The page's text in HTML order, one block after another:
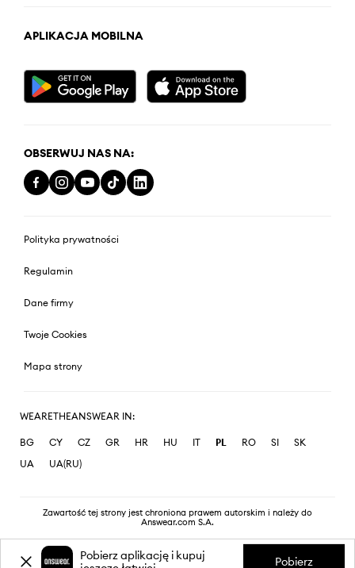
APLIKACJA MOBILNA
OBSERWUJ NAS NA:
Polityka prywatności
Regulamin
Dane firmy
Twoje Cookies
Mapa strony
WEARETHEANSWEAR IN:
BG CY CZ GR HR HU IT PL RO SI
SK
UA
UA(RU)
Zawartość tej strony jest chroniona prawem autorskim i należy do
Answear.com S.A.
Pobierz aplikację i kupuj
Pobierz